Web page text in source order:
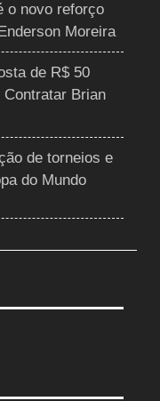
o novo reforço
Moreira
de R$ 50
Brian
de torneios e
do Mundo